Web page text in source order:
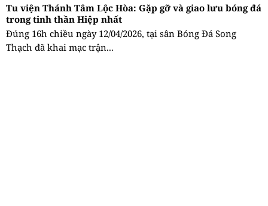
Tu viện Thánh Tâm Lộc Hòa: Gặp gỡ và giao lưu bóng đá
trong tinh thần Hiệp nhất
Đúng 16h chiều ngày 12/04/2026, tại sân Bóng Đá Song
Thạch đã khai mạc trận...